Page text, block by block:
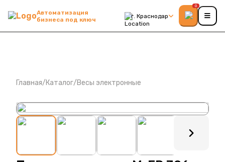
Автоматизация
бизнеса под ключ
г. Краснодар
0
Главная/Каталог/Весы электронные